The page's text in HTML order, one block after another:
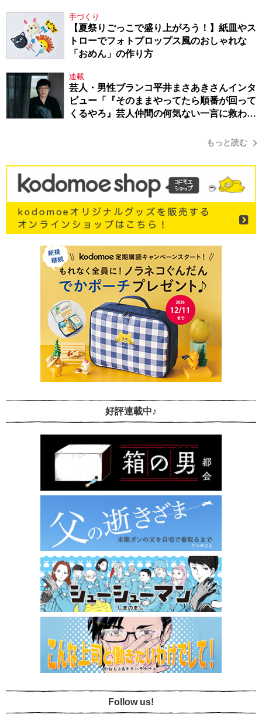
手づくり
【夏祭りごっこで盛り上がろう！】紙皿やス
トローでフォトプロップス風のおしゃれな
「おめん」の作り方
連載
芸人・男性ブランコ平井まさあきさんインタ
ビュー「『そのままやってたら順番が回って
くるやろ』芸人仲間の何気ない一言に救われ
もっと読む
好評連載中♪
Follow us!